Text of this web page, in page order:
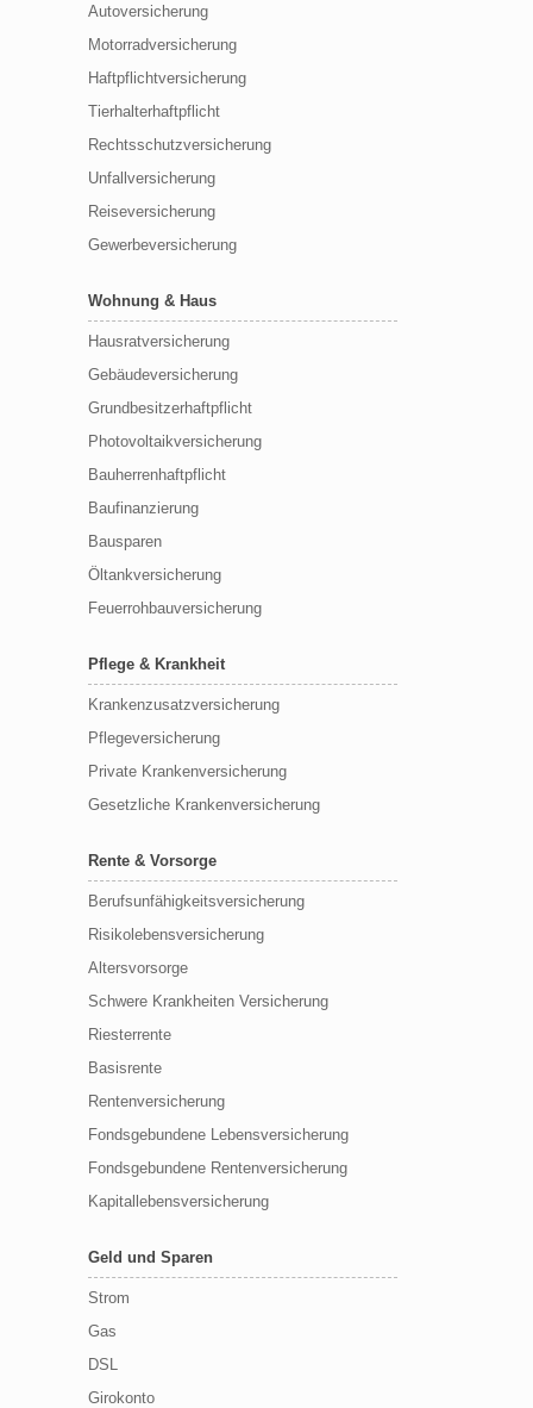
Autoversicherung
Motorradversicherung
Haftpflichtversicherung
Tierhalterhaftpflicht
Rechtsschutzversicherung
Unfallversicherung
Reiseversicherung
Gewerbeversicherung
Wohnung & Haus
Hausratversicherung
Gebäudeversicherung
Grundbesitzerhaftpflicht
Photovoltaikversicherung
Bauherrenhaftpflicht
Baufinanzierung
Bausparen
Öltankversicherung
Feuerrohbauversicherung
Pflege & Krankheit
Krankenzusatzversicherung
Pflegeversicherung
Private Krankenversicherung
Gesetzliche Krankenversicherung
Rente & Vorsorge
Berufs­unfähigkeitsversicherung
Risikolebensversicherung
Altersvorsorge
Schwere Krankheiten Versicherung
Riesterrente
Basisrente
Rentenversicherung
Fondsgebundene Lebensversicherung
Fondsgebundene Rentenversicherung
Kapitallebensversicherung
Geld und Sparen
Strom
Gas
DSL
Girokonto